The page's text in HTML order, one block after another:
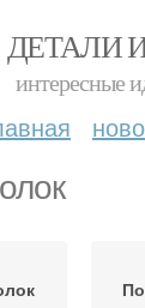
ДЕТАЛИ
интересные